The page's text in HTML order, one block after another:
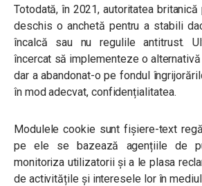
Totodată, în 2021, autoritatea
deschis o anchetă pentru a stabili
încalcă sau nu regulile antitrust.
încercat să implementeze o
dar a abandonat-o pe fondul
în mod adecvat, confidențialitatea.
Modulele cookie sunt fișiere-text
pe ele se bazează agențiile de
monitoriza utilizatorii și a le plasa
de activitățile și interesele lor în